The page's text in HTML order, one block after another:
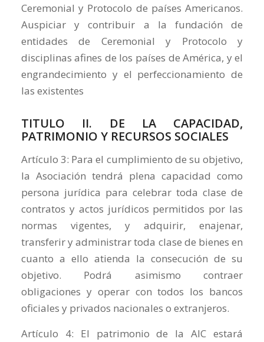
Ceremonial y Protocolo de países Americanos.
Auspiciar y contribuir a la fundación de
entidades de Ceremonial y Protocolo y
disciplinas afines de los países de América, y el
engrandecimiento y el perfeccionamiento de
las existentes
TITULO II. DE LA CAPACIDAD,
PATRIMONIO Y RECURSOS SOCIALES
Artículo 3: Para el cumplimiento de su objetivo,
la Asociación tendrá plena capacidad como
persona jurídica para celebrar toda clase de
contratos y actos jurídicos permitidos por las
normas vigentes, y adquirir, enajenar,
transferir y administrar toda clase de bienes en
cuanto a ello atienda la consecución de su
objetivo. Podrá asimismo contraer
obligaciones y operar con todos los bancos
oficiales y privados nacionales o extranjeros.
Artículo 4: El patrimonio de la AIC estará